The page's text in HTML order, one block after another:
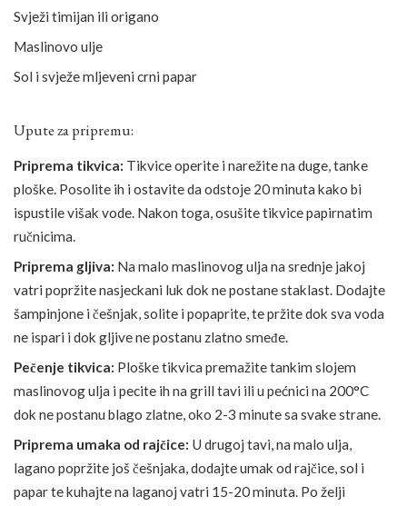
Svježi timijan ili origano
Maslinovo ulje
Sol i svježe mljeveni crni papar
Upute za pripremu:
Priprema tikvica: Tikvice operite i narežite na duge, tanke
ploške. Posolite ih i ostavite da odstoje 20 minuta kako bi
ispustile višak vode. Nakon toga, osušite tikvice papirnatim
ručnicima.
Priprema gljiva: Na malo maslinovog ulja na srednje jakoj
vatri popržite nasjeckani luk dok ne postane staklast. Dodajte
šampinjone i češnjak, solite i popaprite, te pržite dok sva voda
ne ispari i dok gljive ne postanu zlatno smeđe.
Pečenje tikvica: Ploške tikvica premažite tankim slojem
maslinovog ulja i pecite ih na grill tavi ili u pećnici na 200°C
dok ne postanu blago zlatne, oko 2-3 minute sa svake strane.
Priprema umaka od rajčice: U drugoj tavi, na malo ulja,
lagano popržite još češnjaka, dodajte umak od rajčice, sol i
papar te kuhajte na laganoj vatri 15-20 minuta. Po želji